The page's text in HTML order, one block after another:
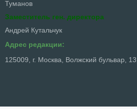
Туманов
Заместитель ген. директора
Андрей Кутальчук
Адрес редакции:
125009, г. Москва, Волжский бульвар, 13,